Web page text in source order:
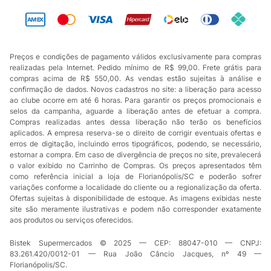
Preços e condições de pagamento válidos exclusivamente para compras
realizadas pela Internet. Pedido mínimo de R$ 99,00. Frete grátis para
compras acima de R$ 550,00. As vendas estão sujeitas à análise e
confirmação de dados. Novos cadastros no site: a liberação para acesso
ao clube ocorre em até 6 horas. Para garantir os preços promocionais e
selos da campanha, aguarde a liberação antes de efetuar a compra.
Compras realizadas antes dessa liberação não terão os benefícios
aplicados. A empresa reserva-se o direito de corrigir eventuais ofertas e
erros de digitação, incluindo erros tipográficos, podendo, se necessário,
estornar a compra. Em caso de divergência de preços no site, prevalecerá
o valor exibido no Carrinho de Compras. Os preços apresentados têm
como referência inicial a loja de Florianópolis/SC e poderão sofrer
variações conforme a localidade do cliente ou a regionalização da oferta.
Ofertas sujeitas à disponibilidade de estoque. As imagens exibidas neste
site são meramente ilustrativas e podem não corresponder exatamente
aos produtos ou serviços oferecidos.
Bistek Supermercados © 2025 — CEP: 88047-010 — CNPJ:
83.261.420/0012-01 — Rua João Câncio Jacques, nº 49 —
Florianópolis/SC.